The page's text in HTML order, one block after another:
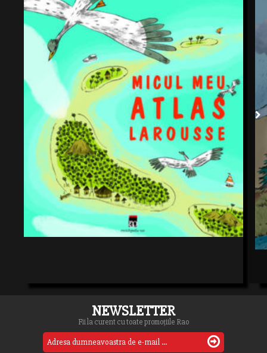
NEWSLETTER
Fii la curent cu toate promoțiile Rao